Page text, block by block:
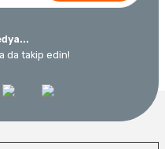
da takip edin!